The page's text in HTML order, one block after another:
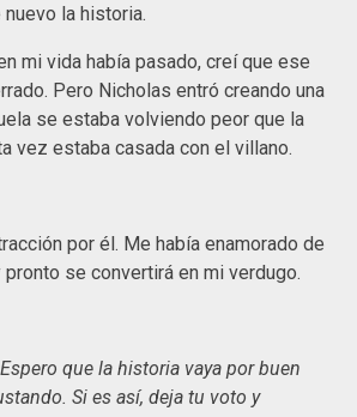
la historia.
mi vida había pasado, creí que ese
Pero Nicholas entró creando una
se estaba volviendo peor que la
vez estaba casada con el villano.
por él. Me había enamorado de
se convertirá en mi verdugo.
que la historia vaya por buen
Si es así, deja tu voto y